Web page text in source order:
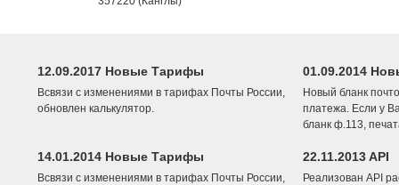
12.09.2017 Новые Тарифы
Всвязи с изменениями в тарифах Почты России,
обновлен калькулятор.
01.09.2014
Новый бланк
платежа. Если у
бланк ф.113,
14.01.2014 Новые Тарифы
Всвязи с изменениями в тарифах Почты России,
22.11.2013 API
Реализован API